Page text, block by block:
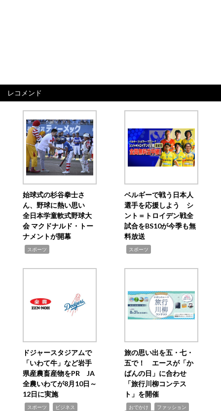
レコメンド
始球式の杉谷拳士さ
ん、野球に熱い思い
全日本学童軟式野球大
会 マクドナルド・トー
ナメントが開幕
スポーツ
ベルギーで戦う日本人
選手を応援しよう シ
ント＝トロイデン戦全
試合をBS10が今季も無
料放送
スポーツ
ドジャースタジアムで
「いわて牛」など岩手
県産農畜産物をPR JA
全農いわてが8月10日～
12日に実施
スポーツ ビジネス
旅の思い出を五・七・
五で！ エースが「か
ばんの日」に合わせ
「旅行川柳コンテス
ト」を開催
おでかけ ファッション